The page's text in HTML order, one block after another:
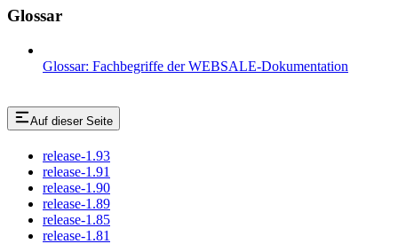
Glossar
Glossar: Fachbegriffe der WEBSALE-Dokumentation
Auf dieser Seite
release-1.93
release-1.91
release-1.90
release-1.89
release-1.85
release-1.81